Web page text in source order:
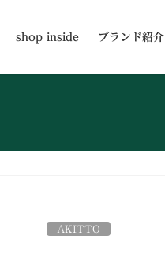
shop inside ブランド紹介
AKITTO